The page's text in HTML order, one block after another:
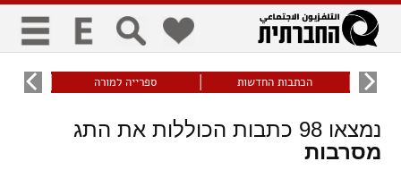
כללי
visibility_off
ביטול הבהובים
keyboard
ניווט מקלדת
title
סימון כותרות
הכתבות החדשות ספרייה למורה עוני
נמצאו98 כתבות הכוללות את התג
מסרבות